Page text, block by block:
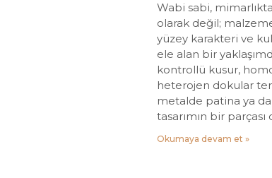
Wabi sabi,
olarak değil;
yüzey karakteri ve
ele alan bir
kontrollü kusur,
heterojen dokular
metalde patina ya
tasarımın bir
Okumaya devam et »